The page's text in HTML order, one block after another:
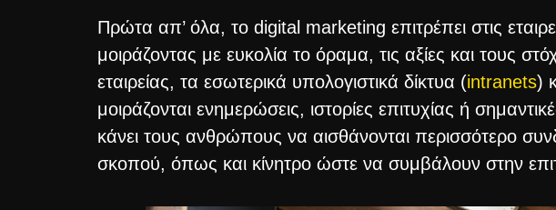
Πρώτα απ’ όλα, το digital marketing επιτρέπει στις
μοιράζοντας με ευκολία το όραμα, τις αξίες και τους
εταιρείας, τα εσωτερικά υπολογιστικά δίκτυα (intranets)
μοιράζονται ενημερώσεις, ιστορίες επιτυχίας ή
κάνει τους ανθρώπους να αισθάνονται περισσότερο
σκοπού, όπως και κίνητρο ώστε να συμβάλουν στην